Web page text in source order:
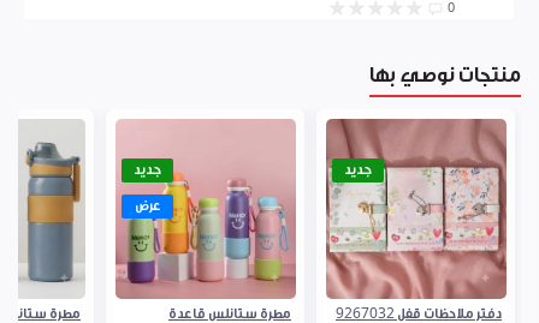
0
منتجات نوصي بها
جديد
دفتر ملاحظات قفل 9267032
جديد
عرض
مطرة ستانلس قاعدة